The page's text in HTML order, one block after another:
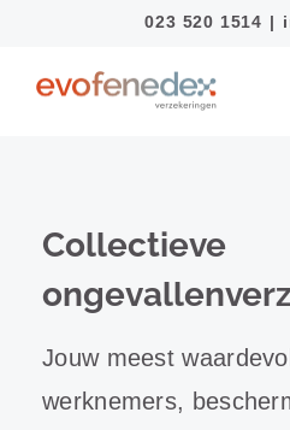
inhoud
023 520 1514 |
Collectieve
Jouw meest
werknemers,